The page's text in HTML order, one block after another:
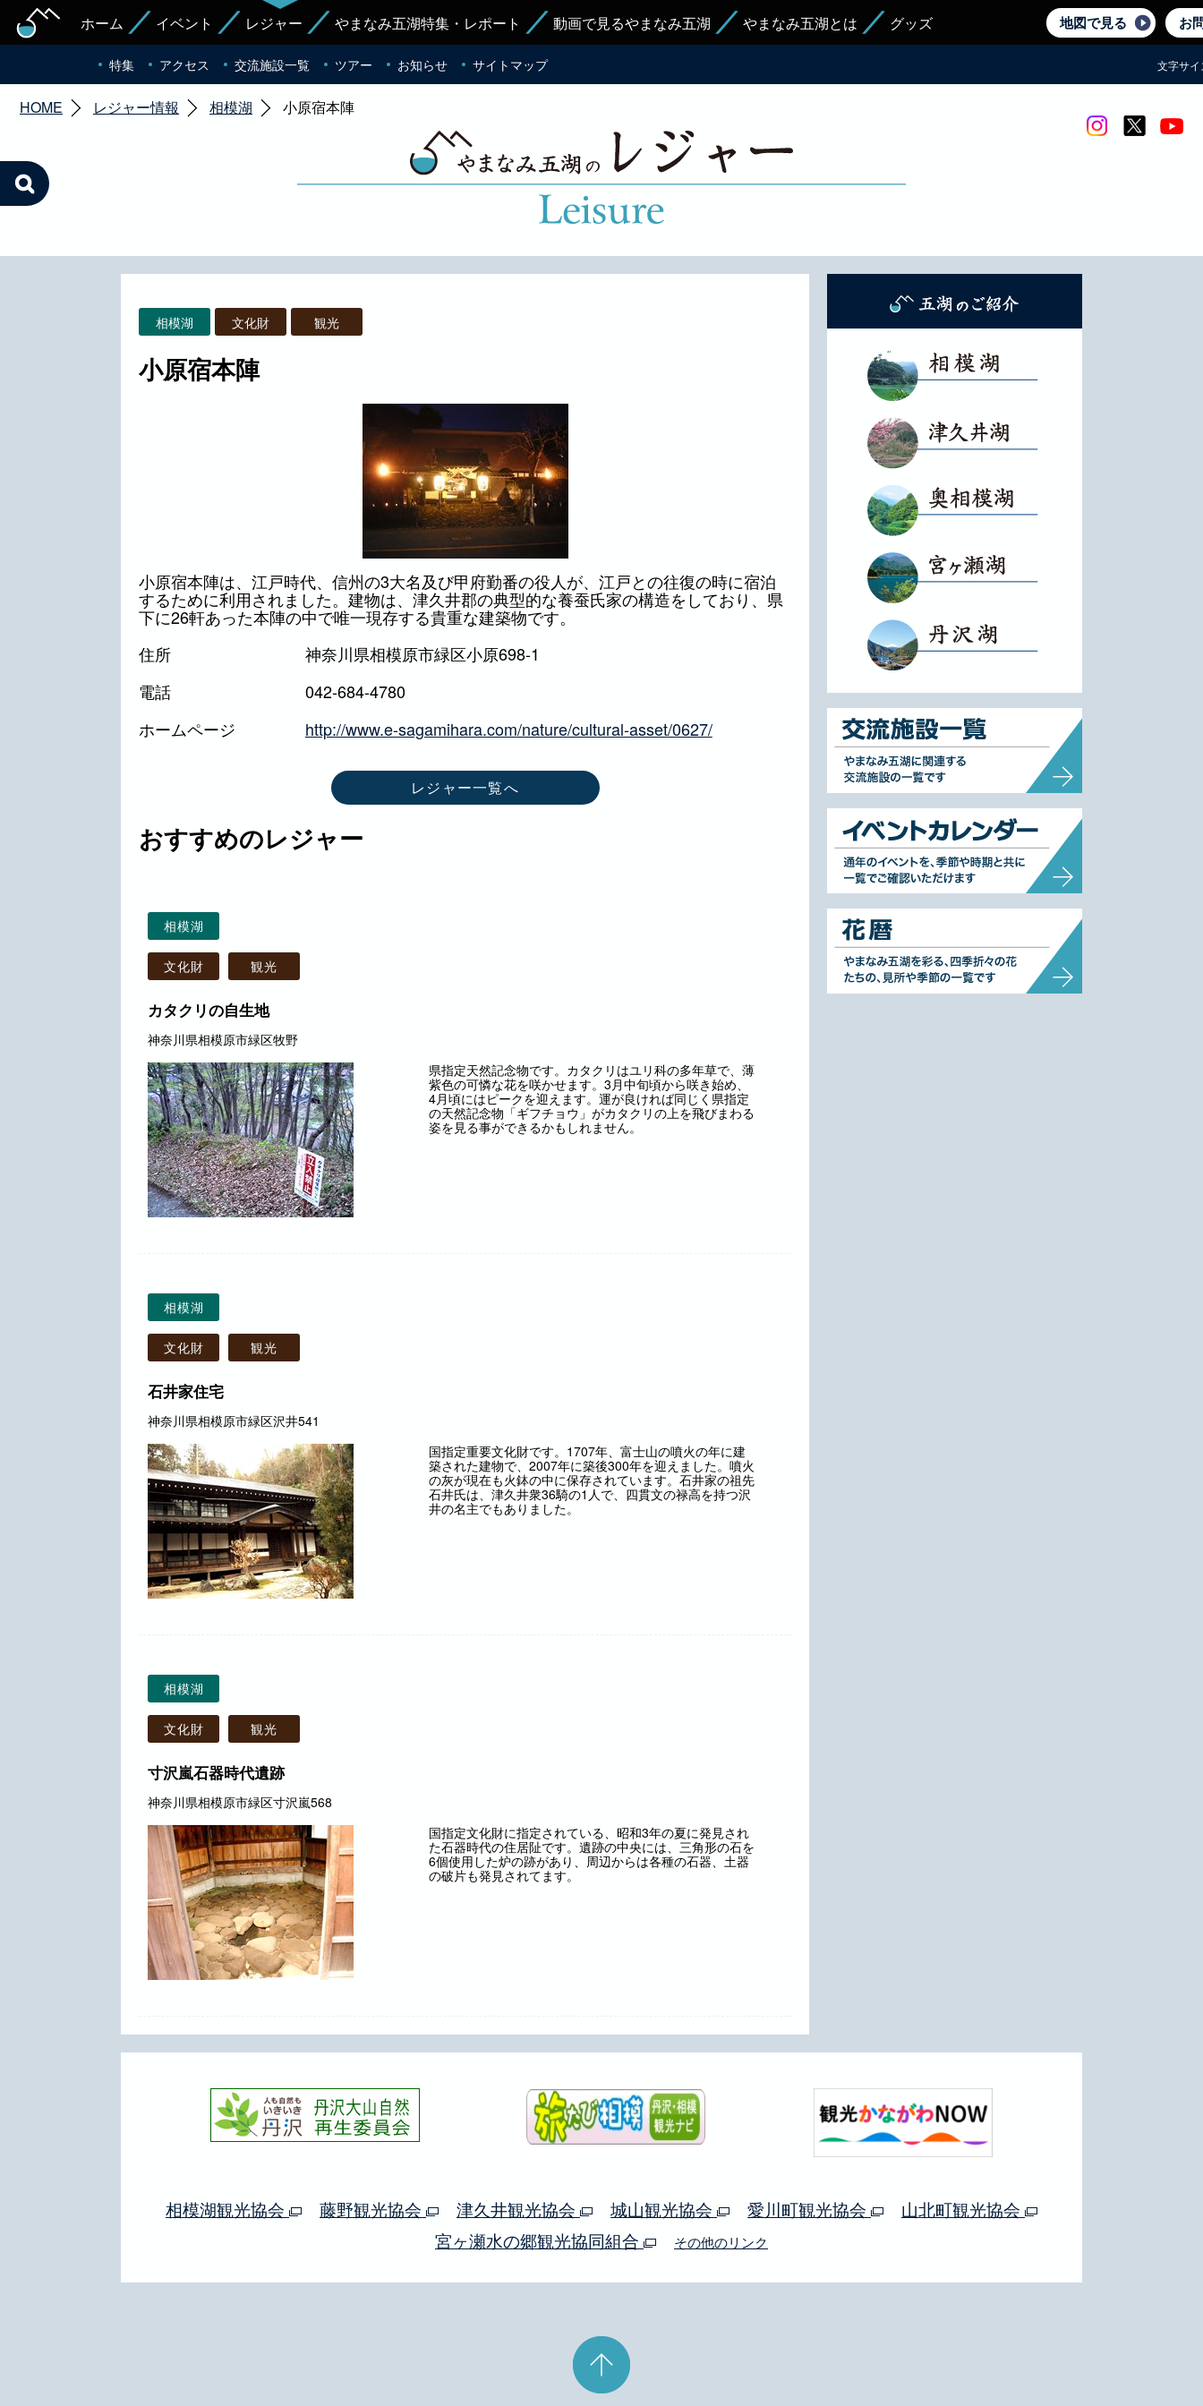
ホーム イベント レジャー やまなみ五湖特集・レポート 動画で見るやまなみ五湖 やまなみ五湖とは グッズ 地図で見る お
特集 アクセス 交流施設一覧 ツアー お知らせ サイトマップ 文字サイ
HOME レジャー情報 相模湖 小原宿本陣
Instagram twitter
相模湖 文化財 観光
小原宿本陣
小原宿本陣は、江戸時代、信州の3大名及び甲府勤番の役人が、江戸との往復の時に宿泊
するために利用されました。建物は、津久井郡の典型的な養蚕氏家の構造をしており、県
下に26軒あった本陣の中で唯一現存する貴重な建築物です。
住所
神奈川県相模原市緑区小原698-1
電話
042-684-4780
ホームページ
http://www.e-sagamihara.com/nature/cultural-asset/0627/
レジャー一覧へ
おすすめのレジャー
相模湖
文化財 観光
カタクリの自生地
神奈川県相模原市緑区牧野
県指定天然記念物です。カタクリはユリ科の多年草で、薄
紫色の可憐な花を咲かせます。3月中旬頃から咲き始め、
4月頃にはピークを迎えます。運が良ければ同じく県指定
の天然記念物「ギフチョウ」がカタクリの上を飛びまわる
姿を見る事ができるかもしれません。
相模湖
文化財 観光
石井家住宅
神奈川県相模原市緑区沢井541
国指定重要文化財です。1707年、富士山の噴火の年に建
築された建物で、2007年に築後300年を迎えました。噴火
の灰が現在も火鉢の中に保存されています。石井家の祖先
石井氏は、津久井衆36騎の1人で、四貫文の禄高を持つ沢
井の名主でもありました。
相模湖
文化財 観光
寸沢嵐石器時代遺跡
神奈川県相模原市緑区寸沢嵐568
国指定文化財に指定されている、昭和3年の夏に発見され
た石器時代の住居阯です。遺跡の中央には、三角形の石を
6個使用した炉の跡があり、周辺からは各種の石器、土器
の破片も発見されてます。
相模湖観光協会 藤野観光協会 津久井観光協会 城山観光協会 愛川町観光協会
山北町観光協会
宮ヶ瀬水の郷観光協同組合
その他のリンク